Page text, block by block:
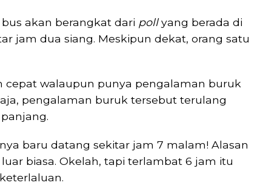
akan berangkat dari pollyang berada di
jam dua siang. Meskipun dekat, orang satu
cepat walaupun punya pengalaman buruk
pengalaman buruk tersebut terulang
baru datang sekitar jam 7 malam! Alasan
biasa. Okelah, tapi terlambat 6 jam itu